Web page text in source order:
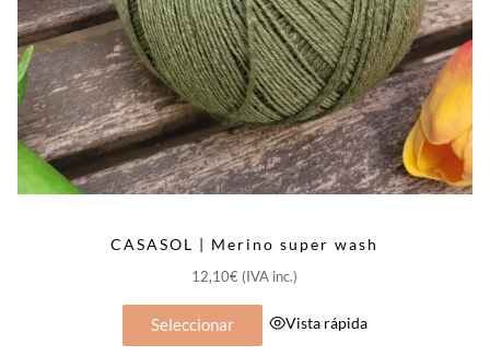
CASASOL | Merino super wash
12,10€ (IVA inc.)
Seleccionar Vista rápidaproducto